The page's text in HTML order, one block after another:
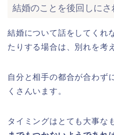
結婚のことを後回しに
結婚について話をしてくれ
たりする場合は、別れを考
自分と相手の都合が合わず
くさんいます。
タイミングはとても大事な